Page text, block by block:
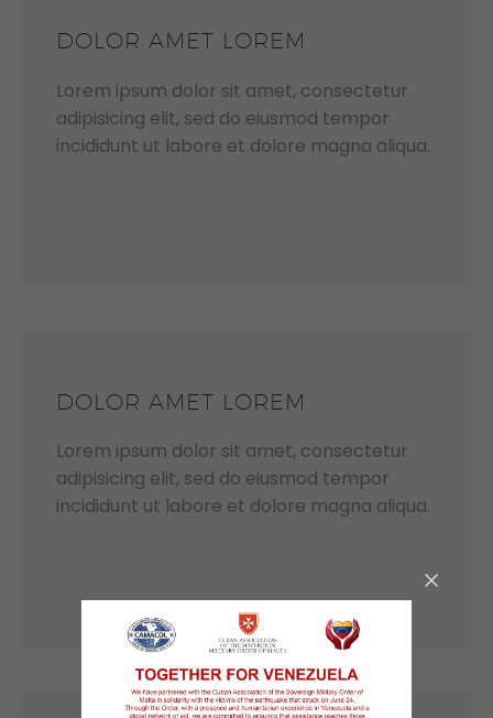
DOLOR AMET LOREM
Lorem ipsum dolor sit amet, consectetur
adipisicing elit, sed do eiusmod tempor
incididunt ut labore et dolore magna aliqua.
DOLOR AMET LOREM
Lorem ipsum dolor sit amet, consectetur
adipisicing elit, sed do eiusmod tempor
incididunt ut labore et dolore magna aliqua.